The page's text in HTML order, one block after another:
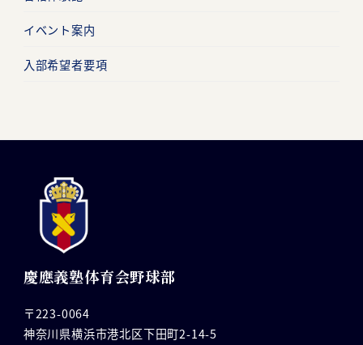
イベント案内
入部希望者要項
慶應義塾体育会野球部
〒223-0064
神奈川県横浜市港北区下田町2-14-5